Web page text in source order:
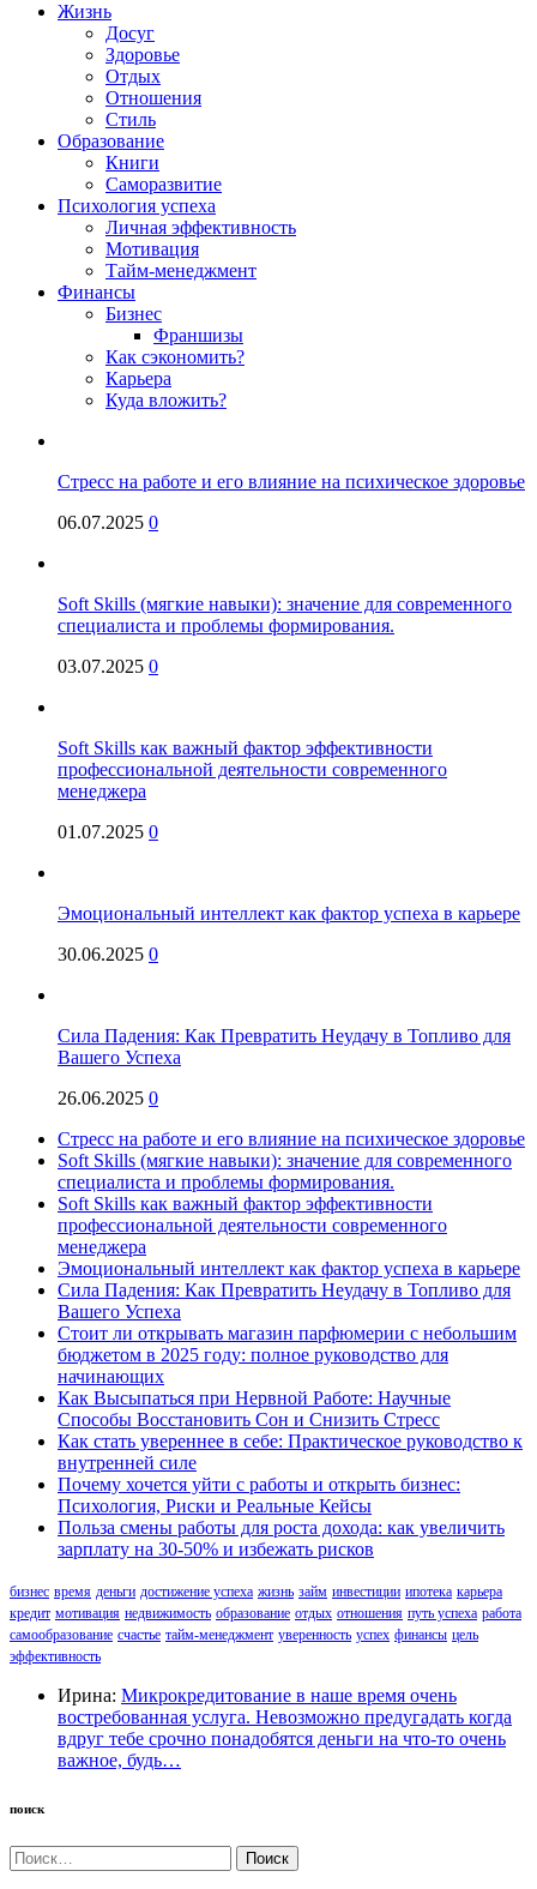
Жизнь
Досуг
Здоровье
Отдых
Отношения
Стиль
Образование
Книги
Саморазвитие
Психология успеха
Личная эффективность
Мотивация
Тайм-менеджмент
Финансы
Бизнес
Франшизы
Как сэкономить?
Карьера
Куда вложить?
Стресс на работе и его влияние на психическое здоровье
06.07.2025 0
Soft Skills (мягкие навыки): значение для современного
специалиста и проблемы формирования.
03.07.2025 0
Soft Skills как важный фактор эффективности
профессиональной деятельности современного
менеджера
01.07.2025 0
Эмоциональный интеллект как фактор успеха в карьере
30.06.2025 0
Сила Падения: Как Превратить Неудачу в Топливо для
Вашего Успеха
26.06.2025 0
Стресс на работе и его влияние на психическое здоровье
Soft Skills (мягкие навыки): значение для современного
специалиста и проблемы формирования.
Soft Skills как важный фактор эффективности
профессиональной деятельности современного
менеджера
Эмоциональный интеллект как фактор успеха в карьере
Сила Падения: Как Превратить Неудачу в Топливо для
Вашего Успеха
Стоит ли открывать магазин парфюмерии с небольшим
бюджетом в 2025 году: полное руководство для
начинающих
Как Высыпаться при Нервной Работе: Научные
Способы Восстановить Сон и Снизить Стресс
Как стать увереннее в себе: Практическое руководство к
внутренней силе
Почему хочется уйти с работы и открыть бизнес:
Психология, Риски и Реальные Кейсы
Польза смены работы для роста дохода: как увеличить
зарплату на 30-50% и избежать рисков
бизнес время деньги достижение успеха жизнь займ инвестиции ипотека карьера
кредит мотивация недвижимость образование отдых отношения путь успеха работа
самообразование счастье тайм-менеджмент уверенность успех финансы цель
эффективность
Ирина: Микрокредитование в наше время очень
востребованная услуга. Невозможно предугадать когда
вдруг тебе срочно понадобятся деньги на что-то очень
важное, будь…
поиск
Найти: